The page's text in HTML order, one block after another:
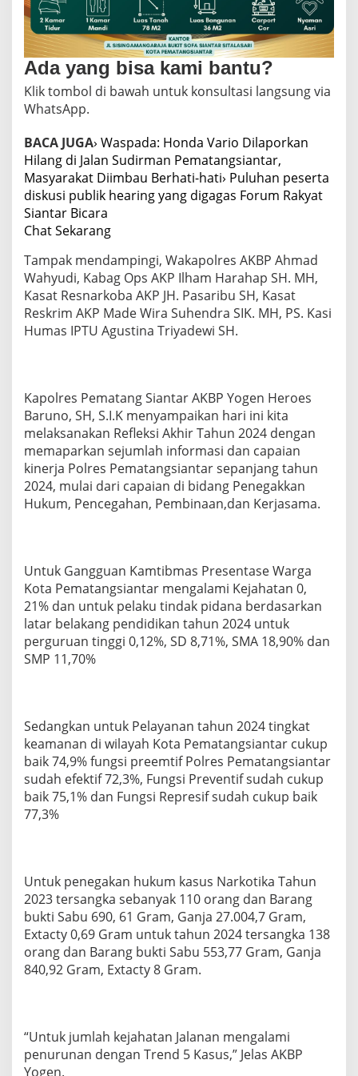
Ada yang bisa kami bantu?
Klik tombol di bawah untuk konsultasi langsung via
WhatsApp.
BACA JUGA› Waspada: Honda Vario Dilaporkan
Hilang di Jalan Sudirman Pematangsiantar,
Masyarakat Diimbau Berhati-hati› Puluhan peserta
diskusi publik hearing yang digagas Forum Rakyat
Siantar Bicara
Chat Sekarang
Tampak mendampingi, Wakapolres AKBP Ahmad
Wahyudi, Kabag Ops AKP Ilham Harahap SH. MH,
Kasat Resnarkoba AKP JH. Pasaribu SH, Kasat
Reskrim AKP Made Wira Suhendra SIK. MH, PS. Kasi
Humas IPTU Agustina Triyadewi SH.
Kapolres Pematang Siantar AKBP Yogen Heroes
Baruno, SH, S.I.K menyampaikan hari ini kita
melaksanakan Refleksi Akhir Tahun 2024 dengan
memaparkan sejumlah informasi dan capaian
kinerja Polres Pematangsiantar sepanjang tahun
2024, mulai dari capaian di bidang Penegakkan
Hukum, Pencegahan, Pembinaan,dan Kerjasama.
Untuk Gangguan Kamtibmas Presentase Warga
Kota Pematangsiantar mengalami Kejahatan 0,
21% dan untuk pelaku tindak pidana berdasarkan
latar belakang pendidikan tahun 2024 untuk
perguruan tinggi 0,12%, SD 8,71%, SMA 18,90% dan
SMP 11,70%
Sedangkan untuk Pelayanan tahun 2024 tingkat
keamanan di wilayah Kota Pematangsiantar cukup
baik 74,9% fungsi preemtif Polres Pematangsiantar
sudah efektif 72,3%, Fungsi Preventif sudah cukup
baik 75,1% dan Fungsi Represif sudah cukup baik
77,3%
Untuk penegakan hukum kasus Narkotika Tahun
2023 tersangka sebanyak 110 orang dan Barang
bukti Sabu 690, 61 Gram, Ganja 27.004,7 Gram,
Extacty 0,69 Gram untuk tahun 2024 tersangka 138
orang dan Barang bukti Sabu 553,77 Gram, Ganja
840,92 Gram, Extacty 8 Gram.
“Untuk jumlah kejahatan Jalanan mengalami
penurunan dengan Trend 5 Kasus,” Jelas AKBP
Yogen.